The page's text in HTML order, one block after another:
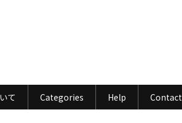
て Categories Help Contact